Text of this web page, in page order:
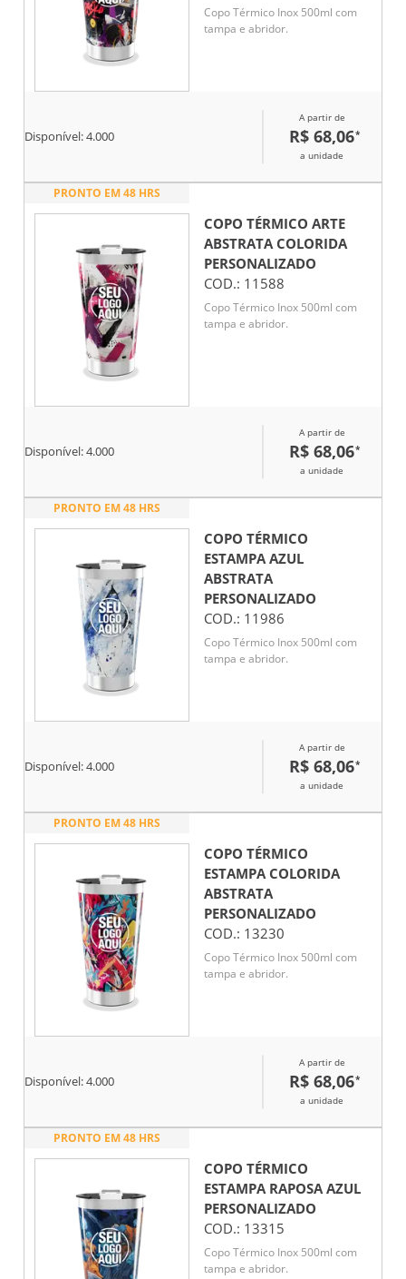
Copo Térmico Inox 500ml com
tampa e abridor.
Disponível:4.000
A partir de
R$ 68,06*
a unidade
PRONTO EM 48 HRS
COPO TÉRMICO ARTE
ABSTRATA COLORIDA
PERSONALIZADO
COD.: 11588
Copo Térmico Inox 500ml com
tampa e abridor.
Disponível:4.000
A partir de
R$ 68,06*
a unidade
PRONTO EM 48 HRS
COPO TÉRMICO
ESTAMPA AZUL
ABSTRATA
PERSONALIZADO
COD.: 11986
Copo Térmico Inox 500ml com
tampa e abridor.
Disponível:4.000
A partir de
R$ 68,06*
a unidade
PRONTO EM 48 HRS
COPO TÉRMICO
ESTAMPA COLORIDA
ABSTRATA
PERSONALIZADO
COD.: 13230
Copo Térmico Inox 500ml com
tampa e abridor.
Disponível:4.000
A partir de
R$ 68,06*
a unidade
PRONTO EM 48 HRS
COPO TÉRMICO
ESTAMPA RAPOSA AZUL
PERSONALIZADO
COD.: 13315
Copo Térmico Inox 500ml com
tampa e abridor.